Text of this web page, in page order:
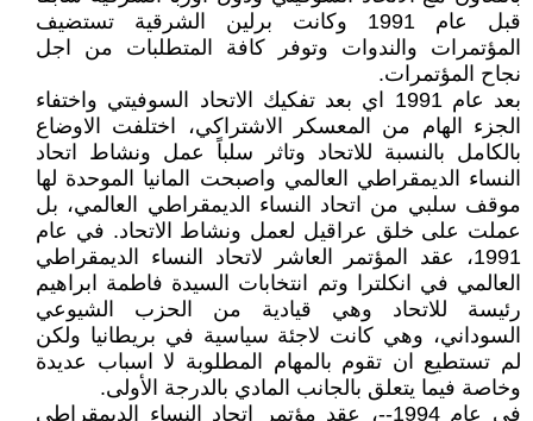
قبل عام 1991 وكانت برلين الشرقية تستضيف
المؤتمرات والندوات وتوفر كافة المتطلبات من اجل
نجاح المؤتمرات.
بعد عام 1991 اي بعد تفكيك الاتحاد السوفيتي واختفاء
الجزء الهام من المعسكر الاشتراكي، اختلفت الاوضاع
بالكامل بالنسبة للاتحاد وتاثر سلباً عمل ونشاط اتحاد
النساء الديمقراطي العالمي واصبحت المانيا الموحدة لها
موقف سلبي من اتحاد النساء الديمقراطي العالمي، بل
عملت على خلق عراقيل لعمل ونشاط الاتحاد. في عام
1991، عقد المؤتمر العاشر لاتحاد النساء الديمقراطي
العالمي في انكلترا وتم انتخابات السيدة فاطمة ابراهيم
رئيسة للاتحاد وهي قيادية من الحزب الشيوعي
السوداني، وهي كانت لاجئة سياسية في بريطانيا ولكن
لم تستطيع ان تقوم بالمهام المطلوبة لا اسباب عديدة
وخاصة فيما يتعلق بالجانب المادي بالدرجة الأولى.
في عام 1994--، عقد مؤتمر اتحاد النساء الديمقراطي